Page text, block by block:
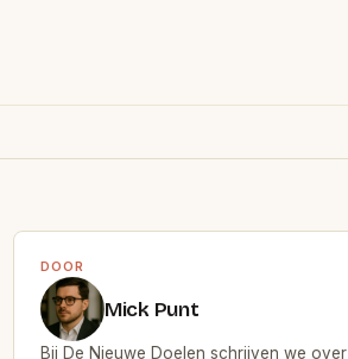
DOOR
Mick Punt
Bij De Nieuwe Doelen schrijven we over